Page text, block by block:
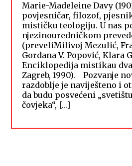
Marie-Madeleine Davy
povjesničar, filozof,
mističku teologiju. U nas
njezinouredničkom
(preveliMilivoj Mezulić,
Gordana V. Popović, Klara
Enciklopedija mistikau
Zagreb, 1990). Pozvanje
razdoblje je naviješteno i
da budu posvećeni
čovjeka“, […]